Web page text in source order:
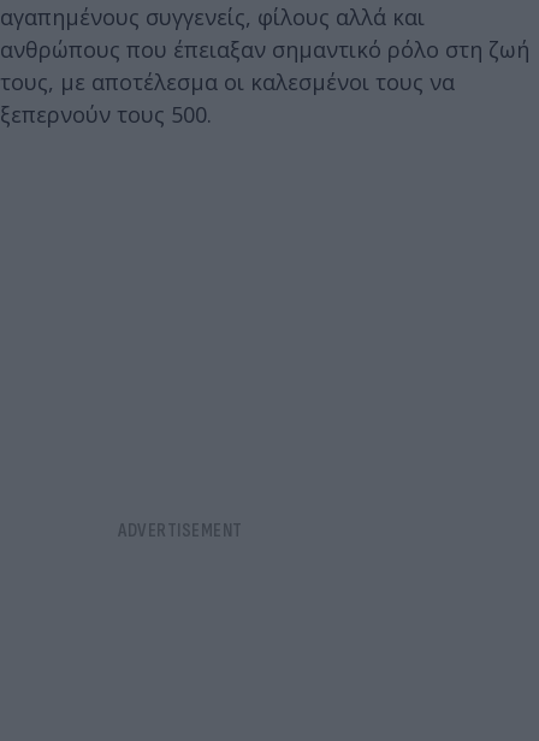
αγαπημένους συγγενείς, φίλους αλλά και
ανθρώπους που έπειαξαν σημαντικό ρόλο στη ζωή
τους, με αποτέλεσμα οι καλεσμένοι τους να
ξεπερνούν τους 500.